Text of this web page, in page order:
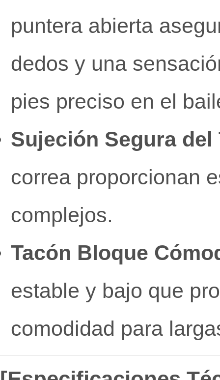
puntera abierta
dedos y una
pies preciso en el
Sujeción Segura del
correa proporcionan
complejos.
Tacón Bloque
estable y bajo que
comodidad para